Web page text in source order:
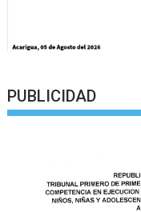
PUBLICIDAD